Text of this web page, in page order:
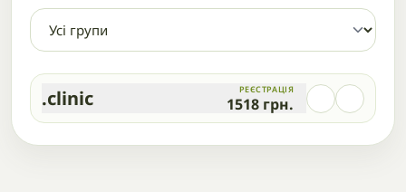
.clinic РЕЄСТРАЦІЯ
1518 грн.